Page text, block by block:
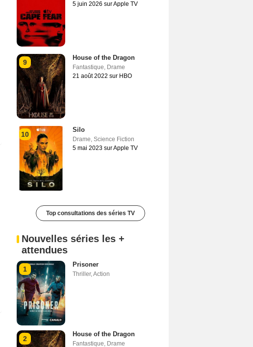
5 juin 2026 sur Apple TV
9
House of the Dragon
Fantastique, Drame
21 août 2022 sur HBO
10
Silo
Drame, Science Fiction
5 mai 2023 sur Apple TV
Top consultations des séries TV
Nouvelles séries les +
attendues
1
Prisoner
Thriller,Action
2
House of the Dragon
Fantastique, Drame